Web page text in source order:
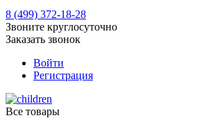
8 (499) 372-18-28
Звоните круглосуточно
Заказать звонок
Войти
Регистрация
Все товары